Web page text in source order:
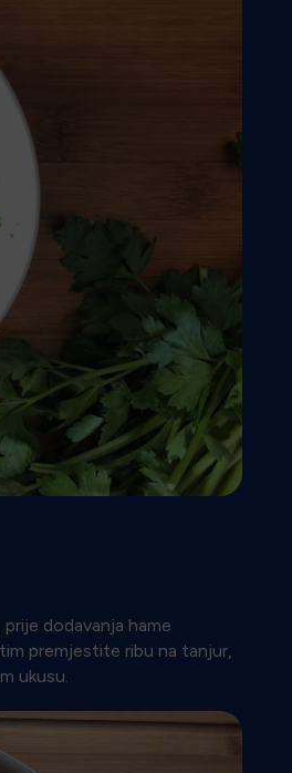
dodavanja hame
premjestite ribu na tanjur,
ukusu.